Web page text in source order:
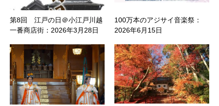
第8回 江戸の日＠小江戸川越
一番商店街：2026年3月28日
100万本のアジサイ音楽祭：
2026年6月15日